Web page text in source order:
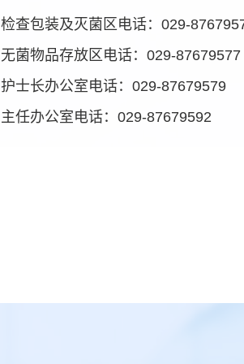
检查包装及灭菌区电话：029-
无菌物品存放区电话：029-87679577
护士长办公室电话：029-87679579
主任办公室电话：029-87679592